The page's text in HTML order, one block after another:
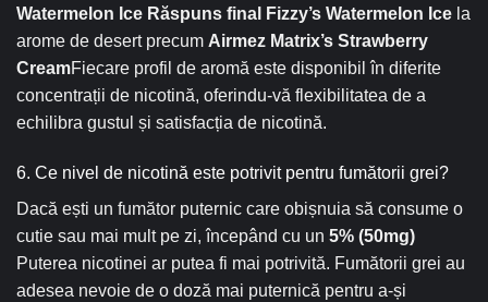
Watermelon Ice Răspuns final Fizzy’s Watermelon Ice la
arome de desert precum Airmez Matrix’s Strawberry
CreamFiecare profil de aromă este disponibil în diferite
concentrații de nicotină, oferindu-vă flexibilitatea de a
echilibra gustul și satisfacția de nicotină.
6. Ce nivel de nicotină este potrivit pentru fumătorii grei?
Dacă ești un fumător puternic care obișnuia să consume o
cutie sau mai mult pe zi, începând cu un 5% (50mg)
Puterea nicotinei ar putea fi mai potrivită. Fumătorii grei au
adesea nevoie de o doză mai puternică pentru a-și